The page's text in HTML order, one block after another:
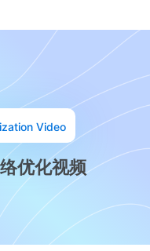
Video
优化视频